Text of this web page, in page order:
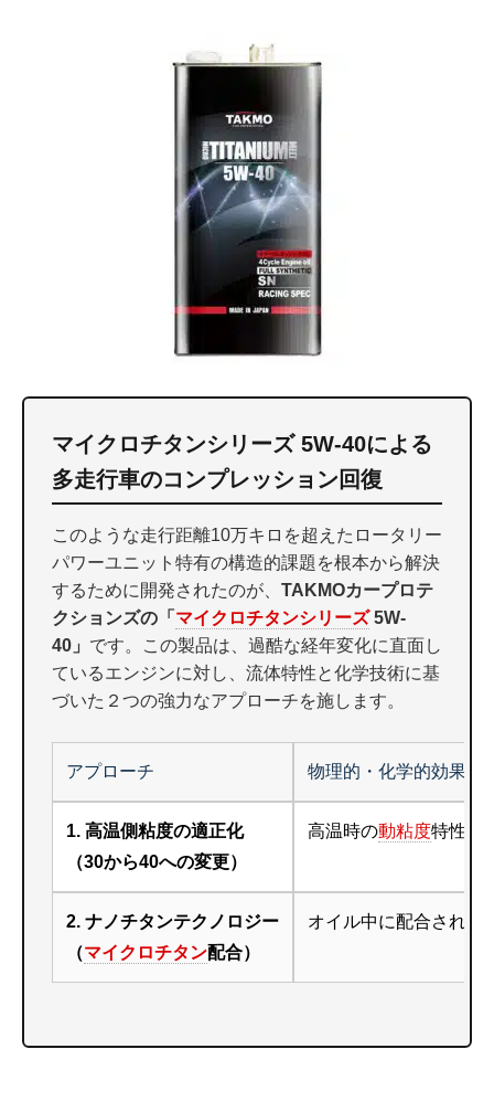
マイクロチタンシリーズ 5W-40による
多走行車のコンプレッション回復
このような走行距離10万キロを超えたロータリー
パワーユニット特有の構造的課題を根本から解決
するために開発されたのが、 TAKMOカープロテ
クションズの「 マイクロチタンシリーズ5W-
40」 です。この製品は、過酷な経年変化に直面し
ているエンジンに対し、流体特性と化学技術に基
づいた２つの強力なアプローチを施します。
アプローチ 物理的・化学的効果
1. 高温側粘度の適正化
（30から40への変更）
高温時の動粘度特性を
2. ナノチタンテクノロジー
（マイクロチタン配合）
オイル中に配合された